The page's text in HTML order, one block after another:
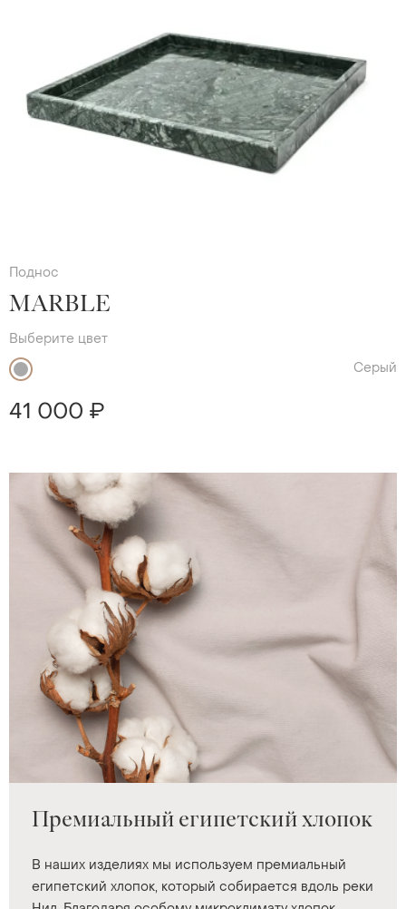
Поднос
MARBLE
Выберите цвет
Серый
41 000 ₽
Премиальный египетский хлопок
В наших изделиях мы используем премиальный
египетский хлопок, который собирается вдоль реки